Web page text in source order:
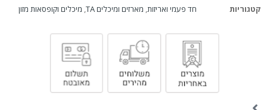
קטגוריות
חד פעמי ואריזות, מארזים ומיכלים TA , מיכלים וקופסאות מזון